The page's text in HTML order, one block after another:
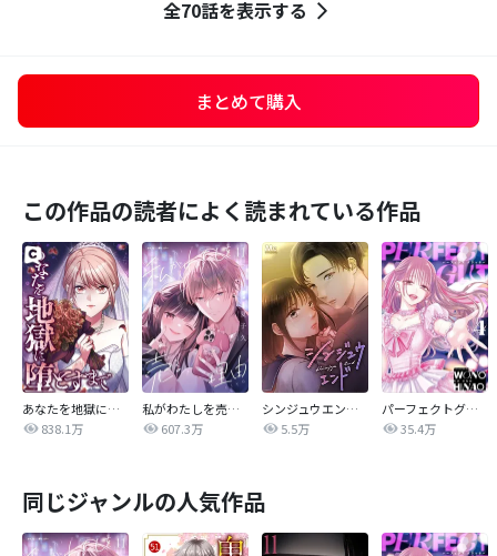
全70話を表示する
まとめて購入
この作品の読者によく読まれている作品
あなたを地獄に堕とすまで
838.1万
私がわたしを売る理由
607.3万
シンジュウエンド【タテヨミ】
5.5万
パーフェクトグリッター
35.4万
同じジャンルの人気作品